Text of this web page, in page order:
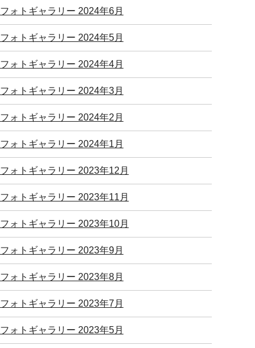
フォトギャラリー 2024年6月
フォトギャラリー 2024年5月
フォトギャラリー 2024年4月
フォトギャラリー 2024年3月
フォトギャラリー 2024年2月
フォトギャラリー 2024年1月
フォトギャラリー 2023年12月
フォトギャラリー 2023年11月
フォトギャラリー 2023年10月
フォトギャラリー 2023年9月
フォトギャラリー 2023年8月
フォトギャラリー 2023年7月
フォトギャラリー 2023年5月